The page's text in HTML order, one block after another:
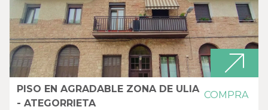
PISO EN AGRADABLE ZONA DE ULIA
- ATEGORRIETA
COMPRA